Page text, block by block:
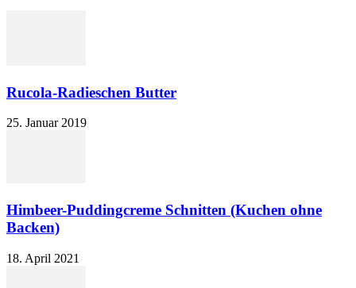
Rucola-Radieschen Butter
25. Januar 2019
Himbeer-Puddingcreme Schnitten (Kuchen ohne
Backen)
18. April 2021